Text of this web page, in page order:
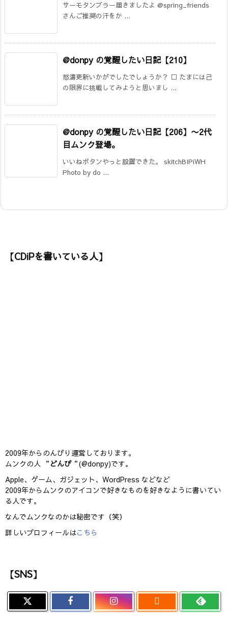
サーモタンブラー届きましたよ @spring_friends
さんご推奨の汗をか ...
@donpy の覚醒したい日記【210】
怒濤更新いかがでしたでしょうか？ □ たまには己
の限界に挑戦してみようと思いまし ...
@donpy の覚醒したい日記【206】 〜2代
目ムンク登場。
いいねボタンやっと設置できた。 skitchBIPiWH
Photo by do ...
【CDiPを書いている人】
2009年からのんびり運営しております。
ムンクの人 “ どんぴ“(@donpy)です。
Apple、ゲーム、ガジェット、WordPress などなど
2009年からムンクのアイコンで好きなものを好きなように書いてい
る人です。
なんでムンクなのかは秘密です（笑）
詳しいプロフィールはこちら
【SNS】
